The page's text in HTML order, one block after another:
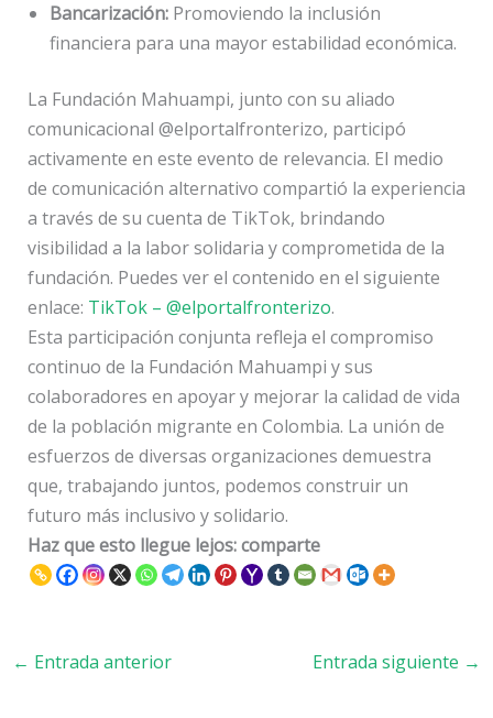
Bancarización:Promoviendo la inclusión
financiera para una mayor estabilidad económica.
La Fundación Mahuampi, junto con su aliado
comunicacional @elportalfronterizo, participó
activamente en este evento de relevancia. El medio
de comunicación alternativo compartió la experiencia
a través de su cuenta de TikTok, brindando
visibilidad a la labor solidaria y comprometida de la
fundación. Puedes ver el contenido en el siguiente
enlace: TikTok – @elportalfronterizo.
Esta participación conjunta refleja el compromiso
continuo de la Fundación Mahuampi y sus
colaboradores en apoyar y mejorar la calidad de vida
de la población migrante en Colombia. La unión de
esfuerzos de diversas organizaciones demuestra
que, trabajando juntos, podemos construir un
futuro más inclusivo y solidario.
Haz que esto llegue lejos: comparte
← Entrada anterior Entrada siguiente →